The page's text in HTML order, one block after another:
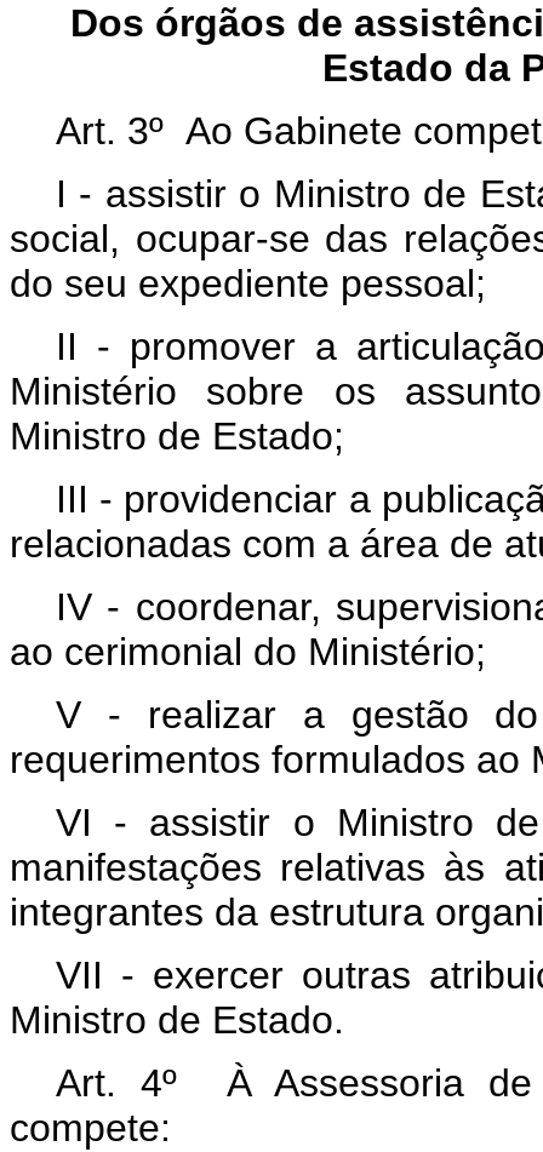
Dos órgãos de
Estado da
Art. 3º Ao Gabinete
I - assistir o Ministro de
social, ocupar-se das
do seu expediente pessoal;
II - promover a
Ministério sobre os
Ministro de Estado;
III - providenciar a
relacionadas com a área de
IV - coordenar,
ao cerimonial do Ministério;
V - realizar a gestão
requerimentos formulados ao
VI - assistir o Ministro
manifestações relativas às
integrantes da estrutura
VII - exercer outras
Ministro de Estado.
Art. 4º À Assessoria de
compete: